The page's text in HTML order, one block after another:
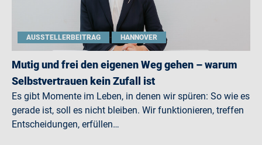
AUSSTELLERBEITRAG HANNOVER
Mutig und frei den eigenen Weg gehen – warum
Selbstvertrauen kein Zufall ist
Es gibt Momente im Leben, in denen wir spüren: So wie es
gerade ist, soll es nicht bleiben. Wir funktionieren, treffen
Entscheidungen, erfüllen…